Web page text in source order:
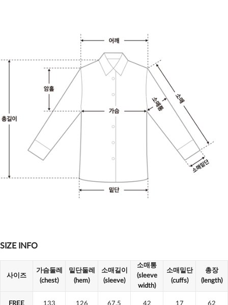
SIZE INFO
사이즈
가슴둘레
(chest)
밑단둘레
(hem)
소매길이
(sleeve)
소매통
(sleeve
width)
소매밑단
(cuffs)
총장
(length)